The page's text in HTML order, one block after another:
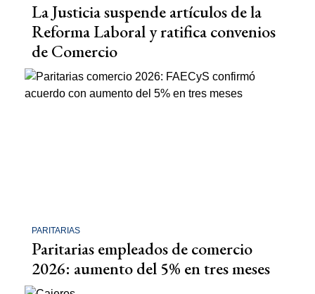
La Justicia suspende artículos de la
Reforma Laboral y ratifica convenios
de Comercio
PARITARIAS
Paritarias empleados de comercio
2026: aumento del 5% en tres meses